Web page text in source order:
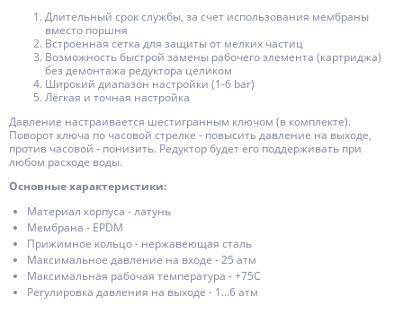
Длительный срок службы, за счет использования мембраны
вместо поршня
Встроенная сетка для защиты от мелких частиц
Возможность быстрой замены рабочего элемента (картриджа)
без демонтажа редуктора целиком
Широкий диапазон настройки (1-6 bar)
Лёгкая и точная настройка
Давление настраивается шестигранным ключом (в комплекте).
Поворот ключа по часовой стрелке - повысить давление на выходе,
против часовой - понизить. Редуктор будет его поддерживать при
любом расходе воды.
Основные характеристики:
Материал корпуса - латунь
Мембрана - EPDM
Прижимное кольцо - нержавеющая сталь
Максимальное давление на входе - 25 атм
Максимальная рабочая температура - +75С
Регулировка давления на выходе - 1...6 атм